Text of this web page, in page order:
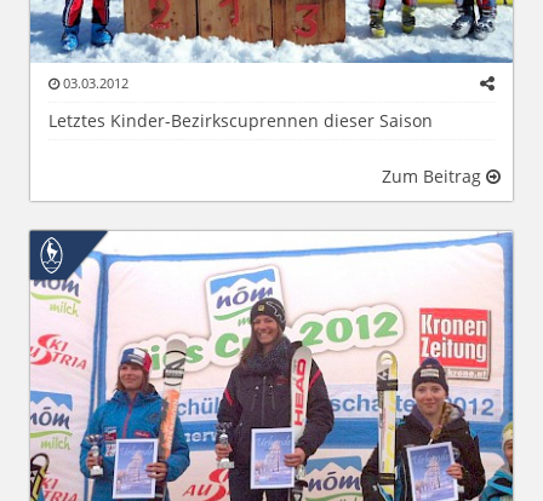
03.03.2012
Letztes Kinder-Bezirkscuprennen dieser Saison
Zum Beitrag